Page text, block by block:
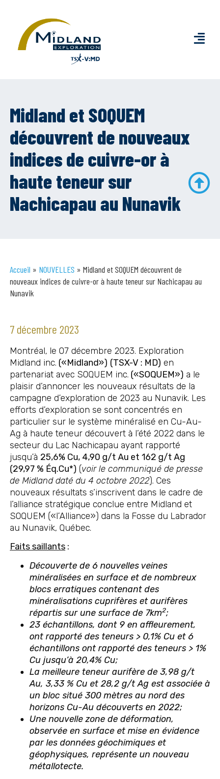
Midland et SOQUEM
découvrent de nouveaux
indices de cuivre-or à
haute teneur sur
Nachicapau au Nunavik
Accueil » NOUVELLES » Midland et SOQUEM découvrent de
nouveaux indices de cuivre-or à haute teneur sur Nachicapau au
Nunavik
7 décembre 2023
Montréal, le 07 décembre 2023. Exploration
Midland inc. («Midland») (TSX-V : MD) en
partenariat avec SOQUEM inc. («SOQUEM») a le
plaisir d’annoncer les nouveaux résultats de la
campagne d’exploration de 2023 au Nunavik. Les
efforts d’exploration se sont concentrés en
particulier sur le système minéralisé en Cu-Au-
Ag à haute teneur découvert à l’été 2022 dans le
secteur du Lac Nachicapau ayant rapporté
jusqu’à 25,6% Cu, 4,90 g/t Au et 162 g/t Ag
(29,97 % Éq.Cu*) (voir le communiqué de presse
de Midland daté du 4 octobre 2022). Ces
nouveaux résultats s’inscrivent dans le cadre de
l’alliance stratégique conclue entre Midland et
SOQUEM («l’Alliance») dans la Fosse du Labrador
au Nunavik, Québec.
Faits saillants :
Découverte de 6 nouvelles veines
minéralisées en surface et de nombreux
blocs erratiques contenant des
minéralisations cuprifères et aurifères
répartis sur une surface de 7km2;
23 échantillons, dont 9 en affleurement,
ont rapporté des teneurs > 0,1% Cu et 6
échantillons ont rapporté des teneurs > 1%
Cu jusqu’à 20,4% Cu;
La meilleure teneur aurifère de 3,98 g/t
Au, 3,33 % Cu et 28,2 g/t Ag est associée à
un bloc situé 300 mètres au nord des
horizons Cu-Au découverts en 2022;
Une nouvelle zone de déformation,
observée en surface et mise en évidence
par les données géochimiques et
géophysiques, représente un nouveau
métallotecte.